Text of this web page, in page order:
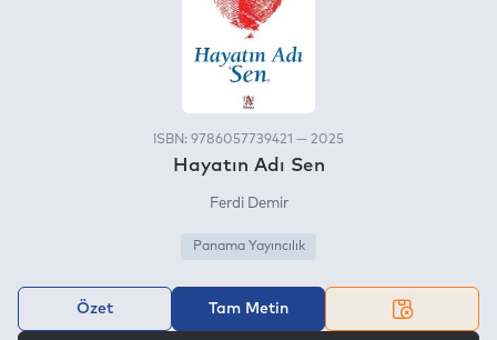
ISBN: 9786057739421 — 2025
Hayatın Adı Sen
Ferdi Demir
Panama Yayıncılık
Özet Tam Metin